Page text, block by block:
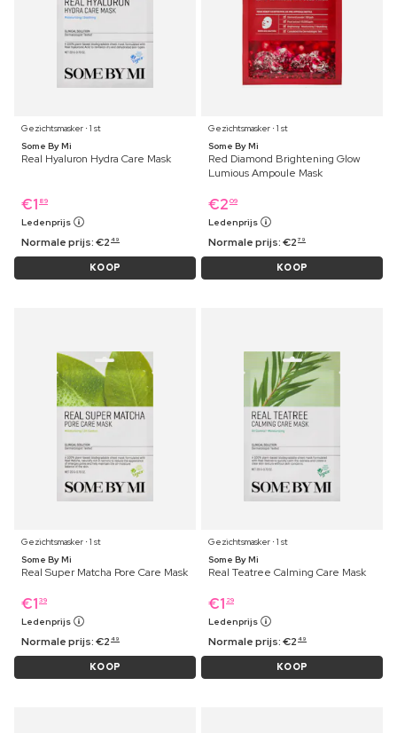
Gezichtsmasker ⋅ 1 st
Some By Mi
Real Hyaluron Hydra Care Mask
€1 89
Ledenprijs
Normale prijs:€2 49
KOOP
Gezichtsmasker ⋅ 1 st
Some By Mi
Red Diamond Brightening Glow
Lumious Ampoule Mask
€2 09
Ledenprijs
Normale prijs:€2 79
KOOP
Gezichtsmasker ⋅ 1 st
Some By Mi
Real Super Matcha Pore Care Mask
€1 39
Ledenprijs
Normale prijs:€2 49
KOOP
Gezichtsmasker ⋅ 1 st
Some By Mi
Real Teatree Calming Care Mask
€1 29
Ledenprijs
Normale prijs:€2 49
KOOP